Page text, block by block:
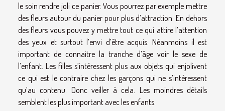
le soin rendre joli ce panier. Vous pourrez par exemple mettre
des fleurs autour du panier pour plus d’attraction. En dehors
des fleurs vous pouvez y mettre tout ce qui attire l’attention
des yeux et surtout l’envi d’être acquis. Néanmoins il est
important de connaitre la tranche d’âge voir le sexe de
l’enfant. Les filles s’intéressent plus aux objets qui enjolivent
ce qui est le contraire chez les garçons qui ne s’intéressent
qu’au contenu. Donc veiller à cela. Les moindres détails
semblent les plus important avec les enfants.